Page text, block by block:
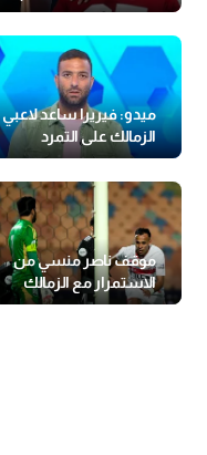
ميدو: فيريرا ساعد لاعبي
الزمالك على التمرد
موقف ناصر منسي من
الاستمرار مع الزمالك